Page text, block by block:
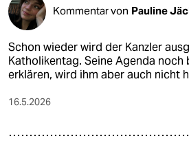
Kommentar von Pauline
Schon wieder wird der Kanzler
Katholikentag. Seine Agenda noch
erklären, wird ihm aber auch nicht
16.5.2026